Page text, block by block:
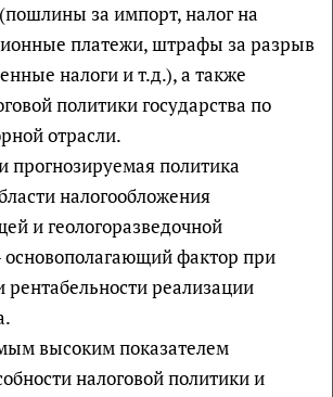
за импорт, налог на
платежи, штрафы за разрыв
налоги и т.д.), а также
политики государства по
отрасли.
прогнозируемая политика
налогообложения
и геологоразведочной
основополагающий фактор при
рентабельности реализации
высоким показателем
налоговой политики и